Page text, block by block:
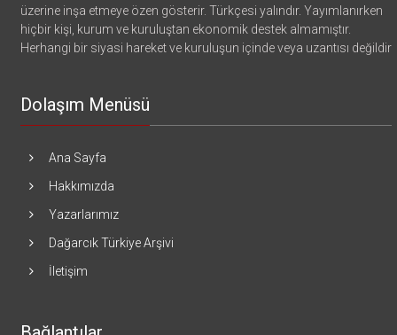
üzerine inşa etmeye özen gösterir. Türkçesi yalındır. Yayımlanırken
hiçbir kişi, kurum ve kuruluştan ekonomik destek almamıştır.
Herhangi bir siyasi hareket ve kuruluşun içinde veya uzantısı değildir
Dolaşım Menüsü
Ana Sayfa
Hakkımızda
Yazarlarımız
Dağarcık Türkiye Arşivi
İletişim